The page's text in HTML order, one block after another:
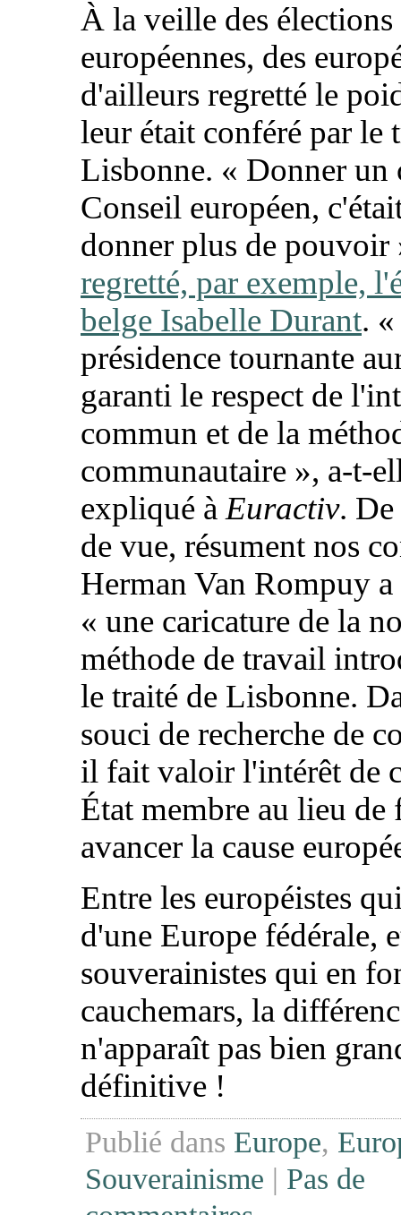
À la veille des élections
européennes, des
d'ailleurs regretté le
leur était conféré par le
Lisbonne. « Donner un
Conseil européen,
donner plus de
regretté, par exemple,
belge Isabelle Durant.
présidence tournante
garanti le respect de
commun et de la
communautaire », a-t-
expliqué à Euractiv.
de vue, résument nos
Herman Van Rompuy a
« une caricature de la
méthode de travail
le traité de Lisbonne.
souci de recherche de
il fait valoir l'intérêt de
État membre au lieu de
avancer la cause
Entre les européistes
d'une Europe fédérale,
souverainistes qui en
cauchemars, la
n'apparaît pas bien
définitive !
Publié dans Europe,
Souverainisme | Pas de